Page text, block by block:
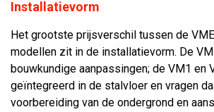
Installatievorm
Het grootste prijsverschil tussen de
modellen zit in de installatievorm. De
bouwkundige aanpassingen; de VM1 en
geïntegreerd in de stalvloer en vragen
voorbereiding van de ondergrond en